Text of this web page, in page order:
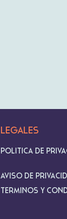
Legales
Política de
AVISO DE
Términos y